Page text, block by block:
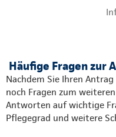
Häufige Fragen zur
Nachdem Sie Ihren
noch Fragen zum
Antworten auf wichtige
Pflegegrad und weitere